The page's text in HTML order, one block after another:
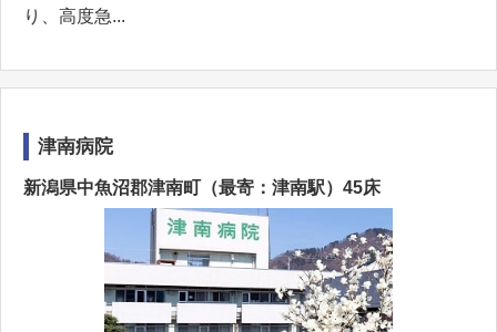
り、高度急...
津南病院
新潟県中魚沼郡津南町（最寄：津南駅）45床